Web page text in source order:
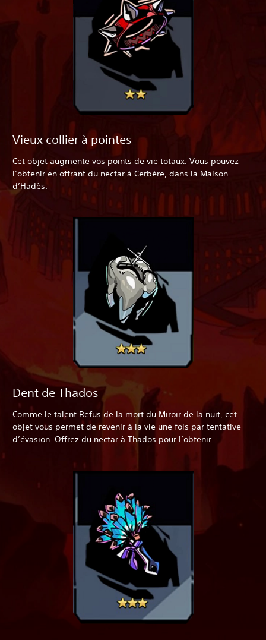
Vieux collier à pointes
Cet objet augmente vos points de vie totaux. Vous pouvez
l’obtenir en offrant du nectar à Cerbère, dans la Maison
d’Hadès.
Dent de Thados
Comme le talent Refus de la mort du Miroir de la nuit, cet
objet vous permet de revenir à la vie une fois par tentative
d’évasion. Offrez du nectar à Thados pour l’obtenir.